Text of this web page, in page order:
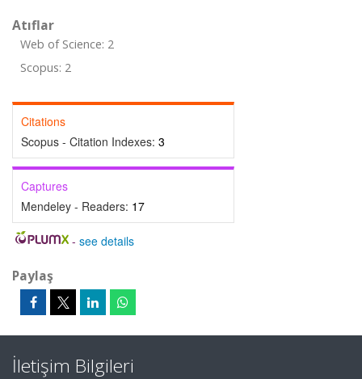
Atıflar
Web of Science: 2
Scopus: 2
Citations
Scopus - Citation Indexes: 3
Captures
Mendeley - Readers: 17
- see details
Paylaş
İletişim Bilgileri